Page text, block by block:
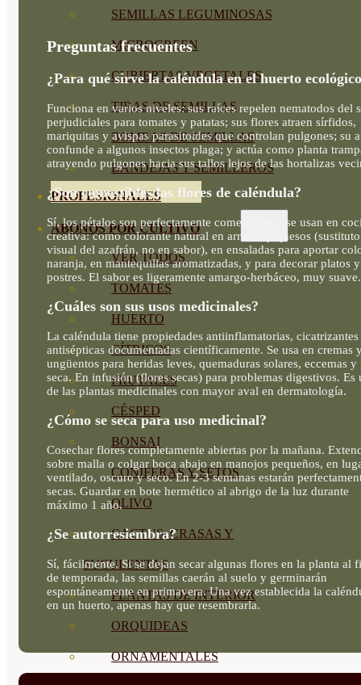
SEMILLAS LEGUMINOSAS
MICROGREEN
CUBIERTAS VEGETALES
TIRAS DE SEMILLAS
BOMBAS DE SEMILLAS
BANDEJAS Y SEMILLEROS
PROFESIONALES
ABONOS POR CULTIVO
VER TODOS
TOMATES
HUERTO
CÍTRICOS
FRUTALES
CÉSPED
BONSAI
CONÍFERAS Y SETOS
OLIVO
CACTUS, CRASAS Y
SUCULENTAS
PLANTAS DE INTERIOR
ORQUIDEAS
ORNAMENTALES
Preguntas frecuentes
¿Para qué sirve la caléndula en el huerto
Funciona en varios niveles: sus raíces repelen nematodos del
perjudiciales para tomates y patatas; sus flores atraen sírfidos,
mariquitas y avispas parasitoides que controlan pulgones; su
confunde a algunos insectos plaga; y actúa como planta
atrayendo pulgones hacia sus tallos lejos de las hortalizas
¿Son comestibles las flores de caléndula?
Sí, los pétalos son perfectamente comestibles y se usan en
creativa: como colorante natural en arroces y quesos (sustituto
visual del azafrán, no en sabor), en ensaladas para aportar
naranja, en mantequillas aromatizadas, y para decorar platos y
postres. El sabor es ligeramente amargo-herbáceo, muy suave.
¿Cuáles son sus usos medicinales?
La caléndula tiene propiedades antiinflamatorias,
antisépticas documentadas científicamente. Se usa en cremas
ungüentos para heridas leves, quemaduras solares, eccemas y
seca. En infusión (flores secas) para problemas digestivos. Es
de las plantas medicinales con mayor aval en dermatología.
¿Cómo se seca para uso medicinal?
Cosechar flores completamente abiertas por la mañana.
sobre malla o colgar boca abajo en manojos pequeños, en
ventilado, oscuro y seco. En 2-3 semanas estarán
secas. Guardar en bote hermético al abrigo de la luz durante
máximo 1 año.
¿Se autorresiembra?
Sí, fácilmente. Si se dejan secar algunas flores en la planta al
de temporada, las semillas caerán al suelo y germinarán
espontáneamente en primavera. Una vez establecida la
en un huerto, apenas hay que resembrarla.